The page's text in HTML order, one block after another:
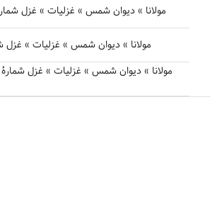
مولانا » دیوان شمس » غزلیات » غزل شمارهٔ ۱۹۷۳ - موی بر سر شد سپید و روی من
مولانا » دیوان شمس » غزلیات » غزل شمارهٔ ۱۹۷۴ - ای چراغ آسمان و رحمت